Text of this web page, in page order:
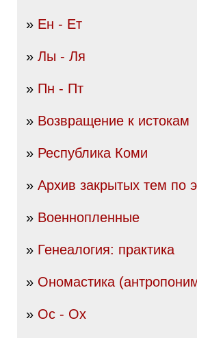
» Ен - Ет
» Лы - Ля
» Пн - Пт
» Возвращение к истокам
» Республика Коми
» Архив закрытых тем по
» Военнопленные
» Генеалогия: практика
» Ономастика
» Ос - Ох